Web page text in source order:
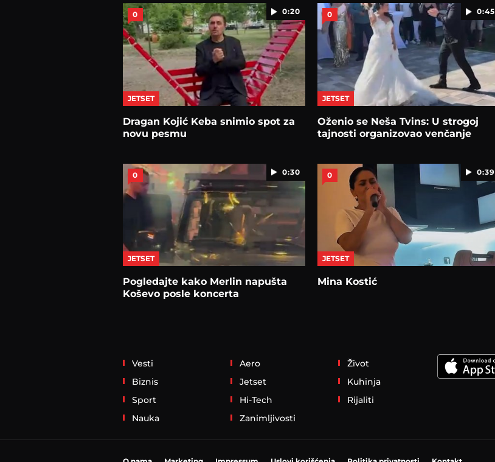
0:20
0
JETSET
Dragan Kojić Keba snimio spot za
novu pesmu
0:45
0
JETSET
Oženio se Neša Tvins: U strogoj
tajnosti organizovao venčanje
0:30
0
JETSET
Pogledajte kako Merlin napušta
Koševo posle koncerta
0:39
0
JETSET
Mina Kostić
Vesti
Biznis
Sport
Nauka
Aero
Jetset
Hi-Tech
Zanimljivosti
Život
Kuhinja
Rijaliti